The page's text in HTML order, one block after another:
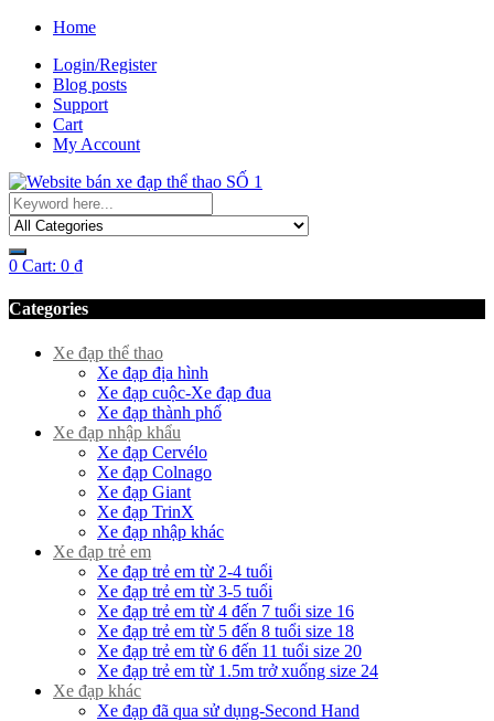
Home
Login/Register
Blog posts
Support
Cart
My Account
0 Cart: 0 ₫
Categories
Xe đạp thể thao
Xe đạp địa hình
Xe đạp cuộc-Xe đạp đua
Xe đạp thành phố
Xe đạp nhập khẩu
Xe đạp Cervélo
Xe đạp Colnago
Xe đạp Giant
Xe đạp TrinX
Xe đạp nhập khác
Xe đạp trẻ em
Xe đạp trẻ em từ 2-4 tuổi
Xe đạp trẻ em từ 3-5 tuổi
Xe đạp trẻ em từ 4 đến 7 tuổi size 16
Xe đạp trẻ em từ 5 đến 8 tuổi size 18
Xe đạp trẻ em từ 6 đến 11 tuổi size 20
Xe đạp trẻ em từ 1.5m trở xuống size 24
Xe đạp khác
Xe đạp đã qua sử dụng-Second Hand